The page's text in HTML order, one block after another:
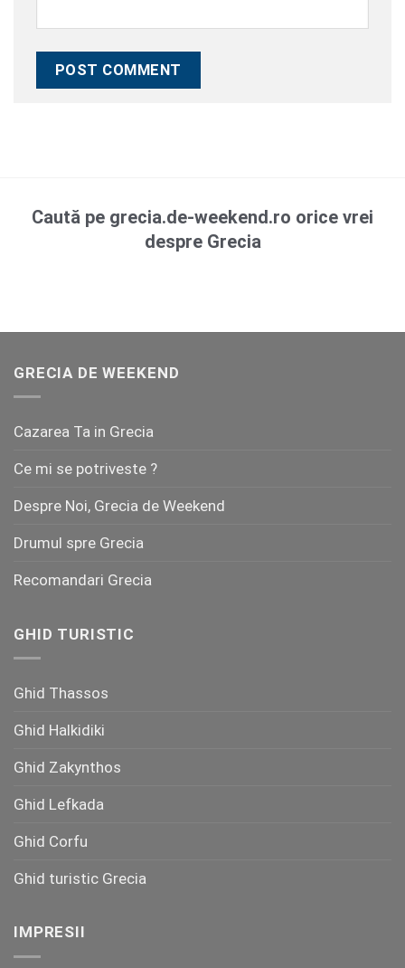
Caută pe grecia.de-weekend.ro orice vrei
despre Grecia
GRECIA DE WEEKEND
Cazarea Ta in Grecia
Ce mi se potriveste ?
Despre Noi, Grecia de Weekend
Drumul spre Grecia
Recomandari Grecia
GHID TURISTIC
Ghid Thassos
Ghid Halkidiki
Ghid Zakynthos
Ghid Lefkada
Ghid Corfu
Ghid turistic Grecia
IMPRESII